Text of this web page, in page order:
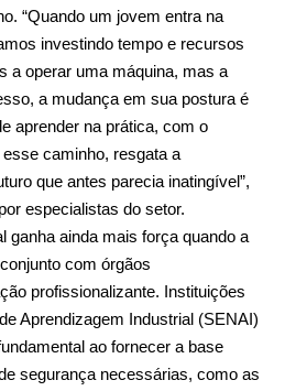
“Quando um jovem entra na
investindo tempo e recursos
a operar uma máquina, mas a
a mudança em sua postura é
aprender na prática, com o
caminho, resgata a
que antes parecia inatingível”,
especialistas do setor.
ganha ainda mais força quando a
com órgãos
profissionalizante. Instituições
Aprendizagem Industrial (SENAI)
ao fornecer a base
segurança necessárias, como as